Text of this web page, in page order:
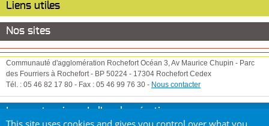
Liens utiles
Nos sites
Communauté d'agglomération Rochefort Océan 3, Av Maurice Chupin - Parc
des Fourriers à Rochefort- BP 50224 - 17304 Rochefort Cedex
Tél. : 05 46 82 17 80 - Fax : 05 46 99 76 30 - Nous contacter
Les partenaires de l'agglomération
This site uses cookies and gives you control over what you